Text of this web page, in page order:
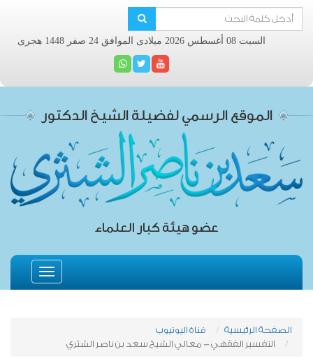
السبت 08 أغسطس 2026 ميلادى الموافق 24 صفر 1448 هجرى
الموقع الرسمي لفضيلة الشيخ الدكتور
عضو هيئة كبار العلماء
Toggle
navigation
الصفحة الرئيسية
قناة اليوتيوب
التفسير الفقهي - معالي الشيخ سعد بن ناصر الشثري